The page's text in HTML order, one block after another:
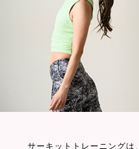
サーキットトレーニングは